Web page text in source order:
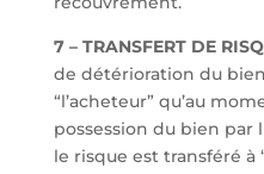
7 – TRANSFERT DE
de détérioration du
“l’acheteur” qu’au
possession du bien par
le risque est transféré à